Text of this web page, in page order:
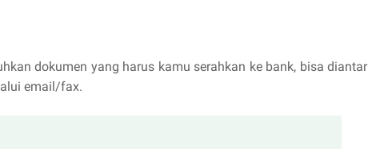
dokumen yang harus kamu serahkan ke bank, bisa diantar
email/fax.